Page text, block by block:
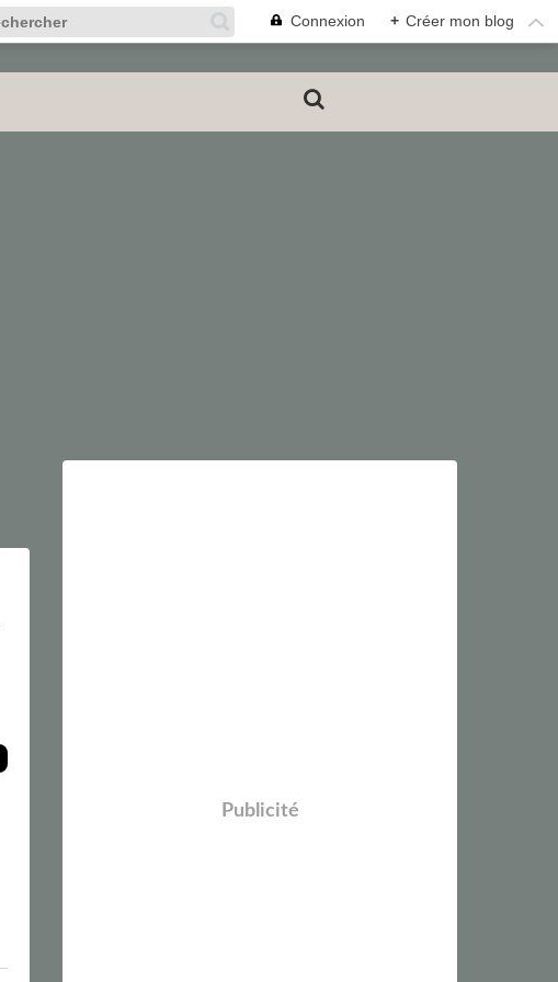
Connexion + Créer mon blog
Publicité